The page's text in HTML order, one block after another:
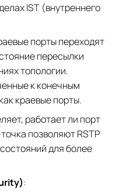
IST (внутреннего
порты переходят
пересылки
топологии.
к конечным
краевые порты.
работает ли порт
позволяют RSTP
для более
: